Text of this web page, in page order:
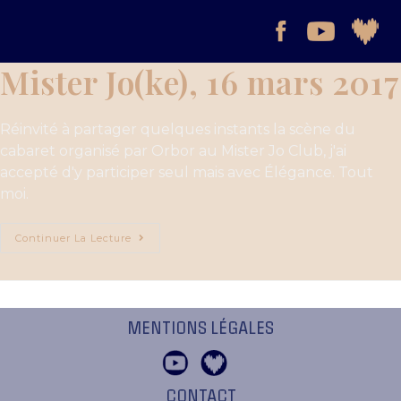
Mister Jo(ke), 16 mars 2017
Réinvité à partager quelques instants la scène du
cabaret organisé par Orbor au Mister Jo Club, j'ai
accepté d'y participer seul mais avec Élégance. Tout
moi.
Continuer La Lecture
MENTIONS LÉGALES
CONTACT